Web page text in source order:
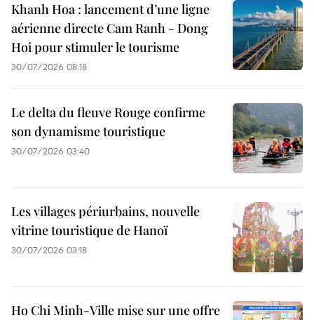
Khanh Hoa : lancement d’une ligne
aérienne directe Cam Ranh - Dong
Hoi pour stimuler le tourisme
30/07/2026 08:18
Le delta du fleuve Rouge confirme
son dynamisme touristique
30/07/2026 03:40
Les villages périurbains, nouvelle
vitrine touristique de Hanoï
30/07/2026 03:18
Ho Chi Minh-Ville mise sur une offre